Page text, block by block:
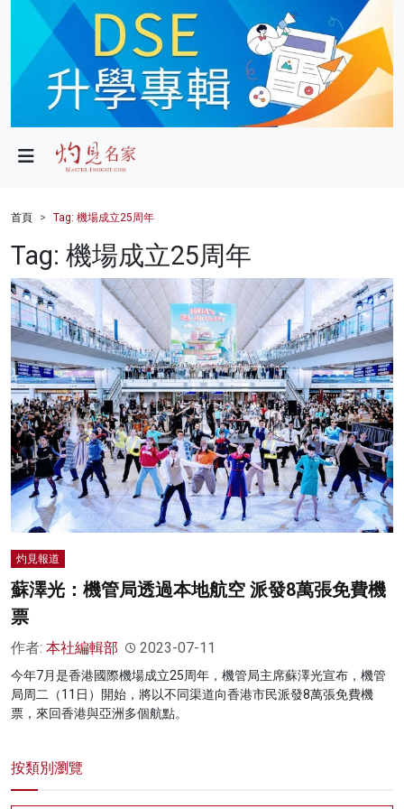
政局
財經
健康
商業
科技
影片
名家榜
灼見活動
關於我們
首頁 Tag: 機場成立25周年
Tag: 機場成立25周年
灼見報道
蘇澤光：機管局透過本地航空 派發8萬張免費機
票
作者: 本社編輯部 2023-07-11
今年7月是香港國際機場成立25周年，機管局主席蘇澤光宣布，機管
局周二（11日）開始，將以不同渠道向香港市民派發8萬張免費機
票，來回香港與亞洲多個航點。
按類別瀏覽